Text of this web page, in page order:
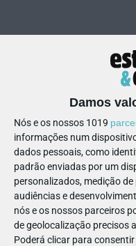
Damos
Nós e os nossos 1019
informações num
dados pessoais, como
padrão enviadas por um
personalizados, medição
audiências e
nós e os nossos parceiros
de geolocalização precisos
Poderá clicar para